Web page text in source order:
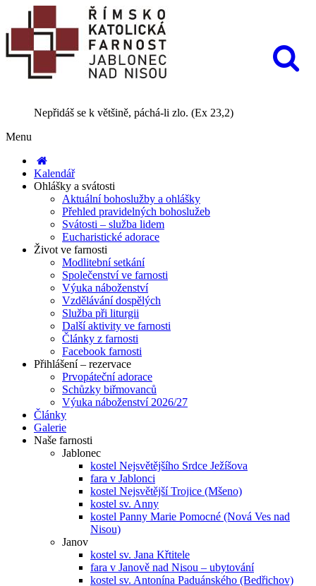
Nepřidáš se k většině, páchá-li zlo. (Ex 23,2)
Menu
Kalendář
Ohlášky a svátosti
Aktuální bohoslužby a ohlášky
Přehled pravidelných bohoslužeb
Svátosti – služba lidem
Eucharistické adorace
Život ve farnosti
Modlitební setkání
Společenství ve farnosti
Výuka náboženství
Vzdělávání dospělých
Služba při liturgii
Další aktivity ve farnosti
Články z farnosti
Facebook farnosti
Přihlášení – rezervace
Prvopáteční adorace
Schůzky biřmovanců
Výuka náboženství 2026/27
Články
Galerie
Naše farnosti
Jablonec
kostel Nejsvětějšího Srdce Ježíšova
fara v Jablonci
kostel Nejsvětější Trojice (Mšeno)
kostel sv. Anny
kostel Panny Marie Pomocné (Nová Ves nad
Nisou)
Janov
kostel sv. Jana Křtitele
fara v Janově nad Nisou – ubytování
kostel sv. Antonína Paduánského (Bedřichov)